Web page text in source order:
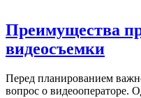
Преимущества
видеосъемки
Перед планированием
вопрос о видеооператоре.